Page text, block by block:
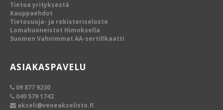
Tietoa yrityksestä
Kauppaehdot
Tietosuoja- ja rekisteriseloste
Lomahuoneistot Himoksella
Suomen Vahvimmat AA-sertifikaatti
ASIAKASPAVELU
09 877 9230
040 579 1742
akseli@veneakselisto.fi